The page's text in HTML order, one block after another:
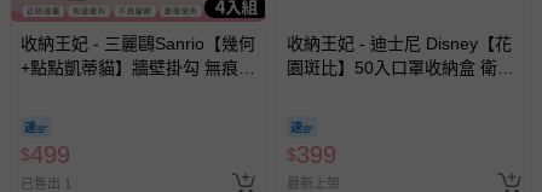
收納王妃 - 三麗鷗Sanrio【幾何
+點點凱蒂貓】牆壁掛勾 無痕掛
$499
已售出 1
收納王妃 - 迪士尼 Disney【花
園斑比】50入口罩收納盒 衛生
$399
最新上架